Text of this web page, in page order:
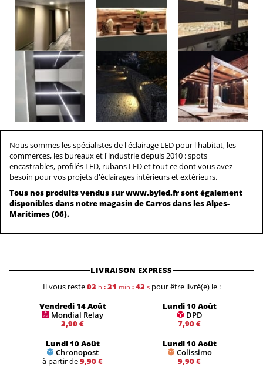
Nous sommes les spécialistes de l'éclairage LED pour l'habitat, les
commerces, les bureaux et l'industrie depuis 2010 : spots
encastrables, profilés LED, rubans LED et tout ce dont vous avez
besoin pour vos projets d'éclairages intérieurs et extérieurs.
Tous nos produits vendus sur www.byled.fr sont également
disponibles dans notremagasin de Carrosdans les Alpes-
Maritimes (06).
LIVRAISON EXPRESS
Il vous reste03 h : 31 min : 43 s pour être livré(e) le :
Vendredi 14 Août
Mondial Relay
3,90 €
Lundi 10 Août
DPD
7,90 €
Lundi 10 Août
Chronopost
à partir de9,90 €
Lundi 10 Août
Colissimo
9,90 €